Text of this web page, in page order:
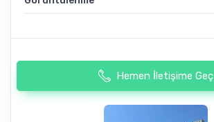
Hemen İletişime Geç